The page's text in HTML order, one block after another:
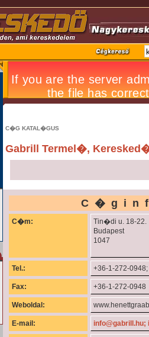
C�G KATAL�GUS
Gabrill Termel�,
C�m:
Tin�di u. 18-22.
Budapest
1047
Tel.: +36-1-272-
Fax: +36-1-272-0948
Weboldal:
E-mail: info@gabrill.hu;